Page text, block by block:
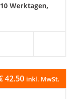
Werktagen,
42.50 inkl. MwSt.